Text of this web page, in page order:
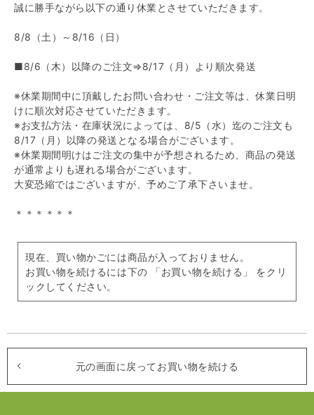
誠に勝手ながら以下の通り休業とさせていただきます。
8/8（土）～8/16（日）
■8/6（木）以降のご注文⇒8/17（月）より順次発送
※休業期間中に頂戴したお問い合わせ・ご注文等は、休業日明
けに順次対応させていただきます。
※お支払方法・在庫状況によっては、8/5（水）迄のご注文も
8/17（月）以降の発送となる場合がございます。
※休業期間明けはご注文の集中が予想されるため、商品の発送
が通常よりも遅れる場合がございます。
大変恐縮ではございますが、予めご了承下さいませ。
＊＊＊＊＊＊
現在、買い物かごには商品が入っておりません。
お買い物を続けるには下の 「お買い物を続ける」 をクリ
ックしてください。
元の画面に戻ってお買い物を続ける